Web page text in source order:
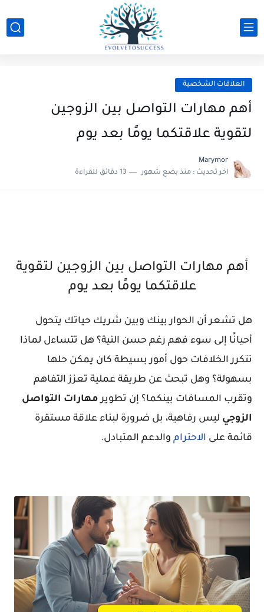
العلاقات الشخصية
أهم مهارات التواصل بين الزوجين
لتقوية علاقتكما يومًا بعد يوم
Marymor
اخر تحديث : منذ بضع شهور 13 دقائق للقراءة
أهم مهارات التواصل بين الزوجين لتقوية
علاقتكما يومًا بعد يوم
هل تشعر أن الحوار بينك وبين شريك حياتك يتحول
أحيانًا إلى سوء فهم رغم حسن النية؟ هل تتساءل لماذا
تتكرر الخلافات حول أمور بسيطة كان يمكن حلها
بسهولة؟ وهل تبحث عن طريقة عملية تعزز التفاهم
وتقرب المسافات بينكما؟ إن تطويرمهارات التواصل
الزوجي ليس رفاهية، بل ضرورة لبناء علاقة مستقرة
قائمة على الاحترام والدعم المتبادل.